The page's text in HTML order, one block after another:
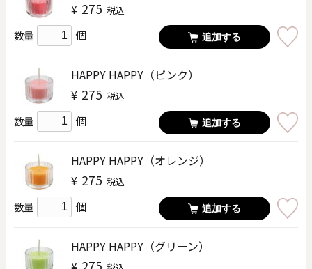
¥ 275 税込
数量 個 追加する
HAPPY HAPPY（ピンク）
¥ 275 税込
数量 個 追加する
HAPPY HAPPY（オレンジ）
¥ 275 税込
数量 個 追加する
HAPPY HAPPY（グリーン）